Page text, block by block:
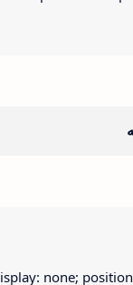
none;